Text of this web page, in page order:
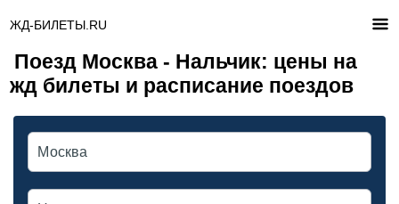
ЖД-БИЛЕТЫ.RU
Поезд Москва - Нальчик: цены на
жд билеты и расписание поездов